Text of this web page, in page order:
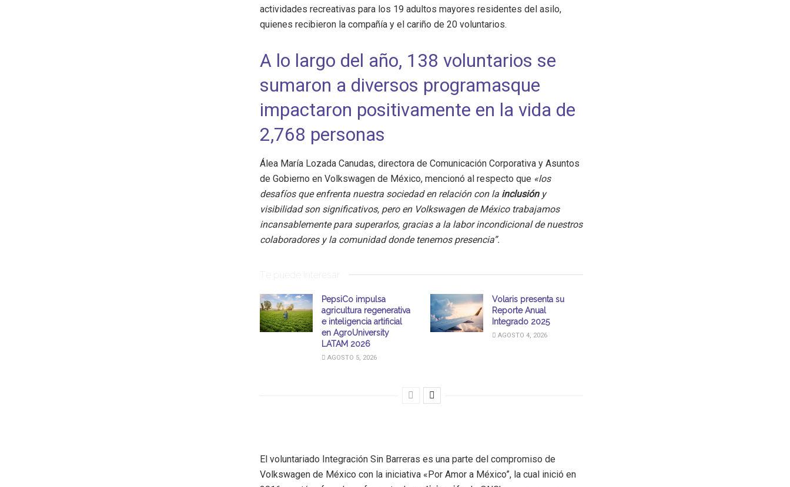
actividades recreativas para los 19 adultos mayores residentes del asilo,
quienes recibieron la compañía y el cariño de 20 voluntarios.
A lo largo del año, 138 voluntarios se
sumaron a diversos programasque
impactaron positivamente en la vida de
2,768 personas
Álea María Lozada Canudas, directora de Comunicación Corporativa y Asuntos
de Gobierno en Volkswagen de México, mencionó al respecto que «los
desafíos que enfrenta nuestra sociedad en relación con la inclusión y
visibilidad son significativos, pero en Volkswagen de México trabajamos
incansablemente para superarlos, gracias a la labor incondicional de nuestros
colaboradores y la comunidad donde tenemos presencia”.
Te puede interesar
PepsiCo impulsa
agricultura regenerativa
e inteligencia artificial
en AgroUniversity
LATAM 2026
AGOSTO 5, 2026
Volaris presenta su
Reporte Anual
Integrado 2025
AGOSTO 4, 2026
El voluntariado Integración Sin Barreras es una parte del compromiso de
Volkswagen de México con la iniciativa «Por Amor a México”, la cual inició en